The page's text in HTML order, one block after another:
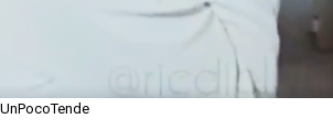
UnPocoTende